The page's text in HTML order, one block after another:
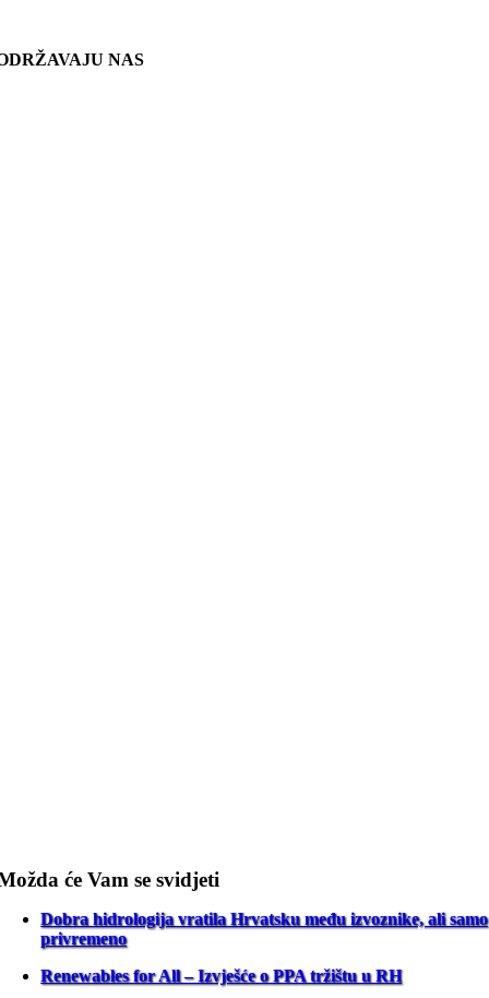
NAS
će Vam se svidjeti
Dobra hidrologija vratila Hrvatsku među izvoznike, ali samo
privremeno
Renewables for All – Izvješće o PPA tržištu u RH